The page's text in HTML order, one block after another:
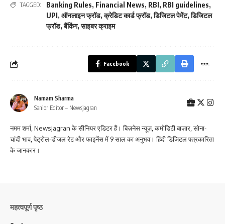
TAGGED: Banking Rules, Financial News, RBI, RBI guidelines,
UPI, ऑनलाइन फ्रॉड,क्रेडिट कार्ड फ्रॉड,डिजिटल पेमेंट,डिजिटल
फ्रॉड,बैंकिंग,साइबर क्राइम
Facebook
Namam Sharma
Senior Editor – Newsjagran
नमम शर्मा, Newsjagran के सीनियर एडिटर हैं। बिज़नेस न्यूज़, कमोडिटी बाज़ार, सोना-
चांदी भाव, पेट्रोल-डीजल रेट और फाइनेंस में 9 साल का अनुभव। हिंदी डिजिटल पत्रकारिता
के जानकार।
महत्वपूर्ण पृष्ठ